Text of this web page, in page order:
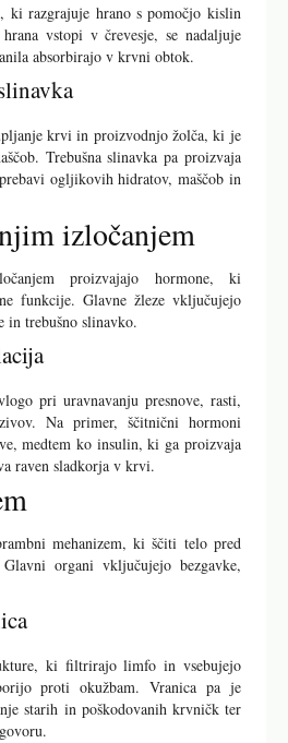
ki razgrajuje hrano s pomočjo kislin
vstopi v črevesje, se nadaljuje
absorbirajo v krvni obtok.
krvi in proizvodnjo žolča, ki je
Trebušna slinavka pa proizvaja
ogljikovih hidratov, maščob in
izločanjem
proizvajajo hormone, ki
funkcije. Glavne žleze vključujejo
in trebušno slinavko.
pri uravnavanju presnove, rasti,
Na primer, ščitnični hormoni
medtem ko insulin, ki ga proizvaja
raven sladkorja v krvi.
mehanizem, ki ščiti telo pred
organi vključujejo bezgavke,
ki filtrirajo limfo in vsebujejo
proti okužbam. Vranica pa je
starih in poškodovanih krvničk ter